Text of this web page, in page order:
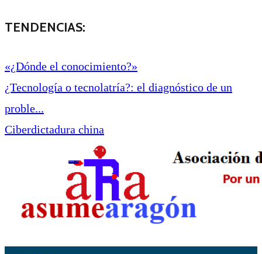
TENDENCIAS:
«¿Dónde el conocimiento?»
¿Tecnología o tecnolatría?: el diagnóstico de un
proble...
Ciberdictadura china